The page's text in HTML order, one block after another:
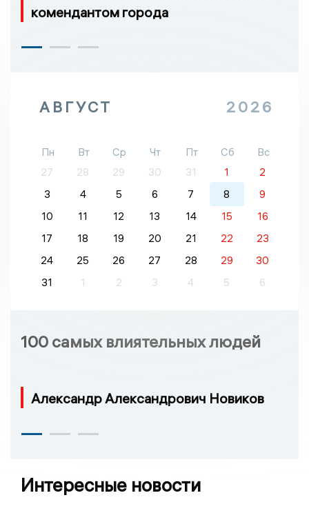
комендантом города
АВГУСТ 2026
Пн Вт Ср Чт Пт Сб
Вс
27
28 29 30 31 1
2
3
4 5 6 7 8
9
10
11 12 13 14 15
16
17
18 19 20 21 22
23
24
25 26 27 28 29
30
31
1 2 3 4 5 6
100 самых влиятельных людей
Александр Александрович Новиков
Интересные новости